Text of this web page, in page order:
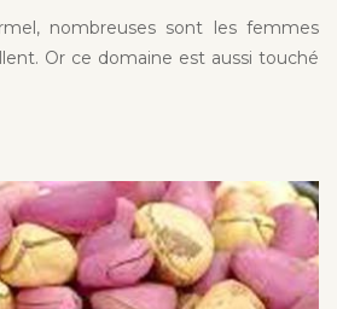
nombreuses sont les femmes
Or ce domaine est aussi touché